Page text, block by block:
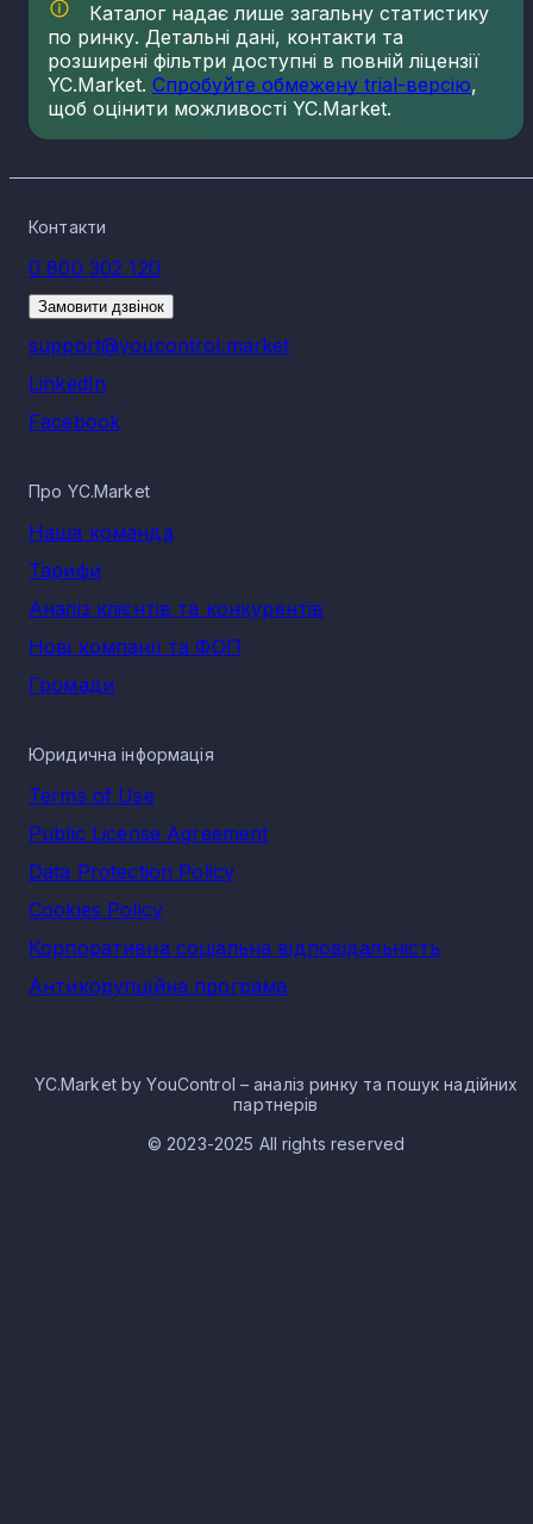
Каталог надає лише загальну статистику
по ринку. Детальні дані, контакти та
розширені фільтри доступні в повній ліцензії
YC.Market. Спробуйте обмежену trial-версію,
щоб оцінити можливості YC.Market.
Контакти
0 800 302 120
Замовити дзвінок
support@youcontrol.market
LinkedIn
Facebook
Про YC.Market
Наша команда
Тарифи
Аналіз клієнтів та конкурентів
Нові компанії та ФОП
Громади
Юридична інформація
Terms of Use
Public License Agreement
Data Protection Policy
Cookies Policy
Корпоративна соціальна відповідальність
Антикорупційна програма
YC.Market by YouControl – аналіз ринку та пошук надійних
партнерів
© 2023-2025 All rights reserved